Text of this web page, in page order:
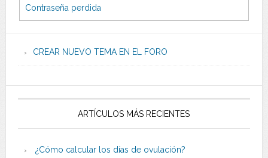
Contraseña perdida
CREAR NUEVO TEMA EN EL FORO
ARTÍCULOS MÁS RECIENTES
¿Cómo calcular los días de ovulación?